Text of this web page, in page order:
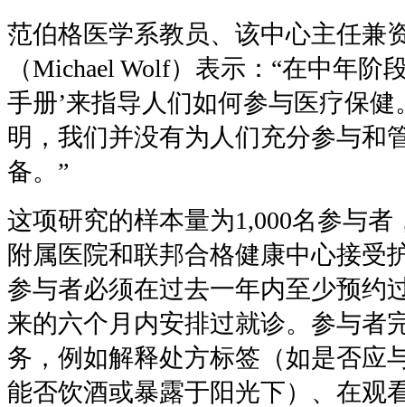
范伯格医学系教员、该中心主任兼
（Michael Wolf）表示： “在中年阶
手册’来指导人们如何参与医疗保
明，我们并没有为人们充分参与和
备。 ”
这项研究的样本量为1,000名参与者
附属医院和联邦合格健康中心接受
参与者必须在过去一年内至少预约
来的六个月内安排过就诊。参与者
务，例如解释处方标签（如是否应
能否饮酒或暴露于阳光下）、在观